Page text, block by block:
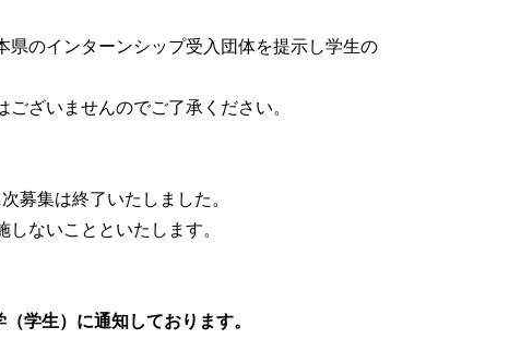
のインターンシップ受入団体を提示し学生の
ざいませんのでご了承ください。
募集は終了いたしました。
ないことといたします。
学生）に通知しております。